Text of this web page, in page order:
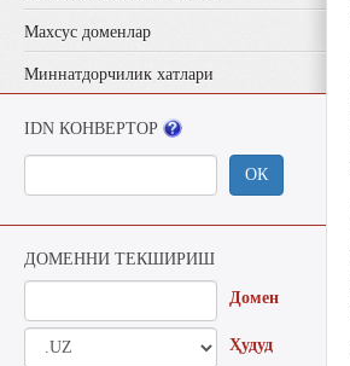
Махсус доменлар
Миннатдорчилик хатлари
IDN КОНВЕРТОР
ОК
ДОМЕННИ ТЕКШИРИШ
Домен
Ҳудуд